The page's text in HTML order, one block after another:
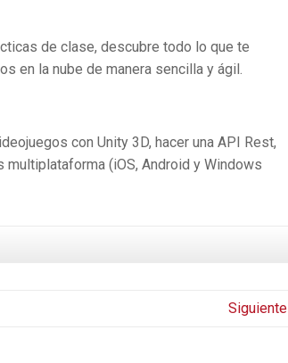
de clase, descubre todo lo que te
en la nube de manera sencilla y ágil.
con Unity 3D, hacer una API Rest,
(iOS, Android y Windows
Siguiente